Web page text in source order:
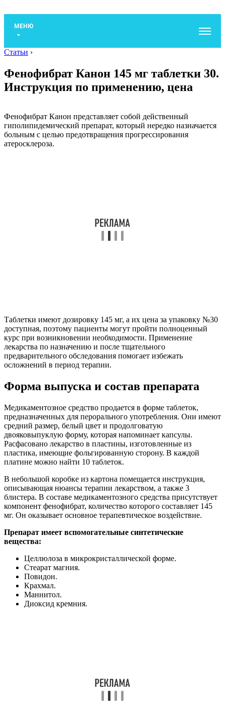
МЕНЮ
Статьи ›
Фенофибрат Канон 145 мг таблетки 30.
Инструкция по применению, цена
Фенофибрат Канон представляет собой действенный
гиполипидемический препарат, который нередко назначается
больным с целью предотвращения прогрессирования
атеросклероза.
Таблетки имеют дозировку 145 мг, а их цена за упаковку №30
доступная, поэтому пациенты могут пройти полноценный
курс при возникновении необходимости. Применение
лекарства по назначению и после тщательного
предварительного обследования помогает избежать
осложнений в период терапии.
Форма выпуска и состав препарата
Медикаментозное средство продается в форме таблеток,
предназначенных для перорального употребления. Они имеют
средний размер, белый цвет и продолговатую
двояковыпуклую форму, которая напоминает капсулы.
Расфасовано лекарство в пластины, изготовленные из
пластика, имеющие фольгированную сторону. В каждой
платине можно найти 10 таблеток.
В небольшой коробке из картона помещается инструкция,
описывающая нюансы терапии лекарством, а также 3
блистера. В составе медикаментозного средства присутствует
компонент фенофибрат, количество которого составляет 145
мг. Он оказывает основное терапевтическое воздействие.
Препарат имеет вспомогательные синтетические
вещества:
Целлюлоза в микрокристаллической форме.
Стеарат магния.
Повидон.
Крахмал.
Маннитол.
Диоксид кремния.